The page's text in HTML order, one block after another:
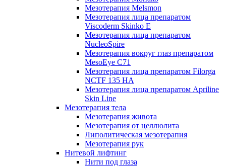
Мезотерапия Melsmon
Мезотерапия лица препаратом
Viscoderm Skinko E
Мезотерапия лица препаратом
NucleoSpire
Мезотерапия вокруг глаз препаратом
MesoEye С71
Мезотерапия лица препаратом Filorga
NCTF 135 HA
Мезотерапия лица препаратом Apriline
Skin Line
Мезотерапия тела
Мезотерапия живота
Мезотерапия от целлюлита
Липолитическая мезотерапия
Мезотерапия рук
Нитевой лифтинг
Нити под глаза